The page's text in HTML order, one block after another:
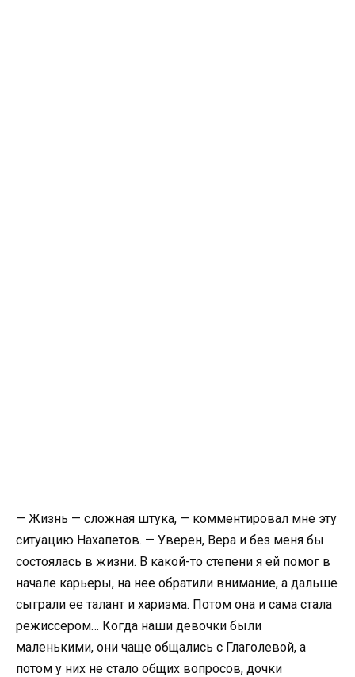
— Жизнь — сложная штука, — комментировал мне эту
ситуацию Нахапетов. — Уверен, Вера и без меня бы
состоялась в жизни. В какой-то степени я ей помог в
начале карьеры, на нее обратили внимание, а дальше
сыграли ее талант и харизма. Потом она и сама стала
режиссером… Когда наши девочки были
маленькими, они чаще общались с Глаголевой, а
потом у них не стало общих вопросов, дочки